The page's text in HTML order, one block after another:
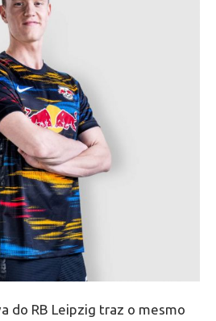
do RB Leipzig traz o mesmo